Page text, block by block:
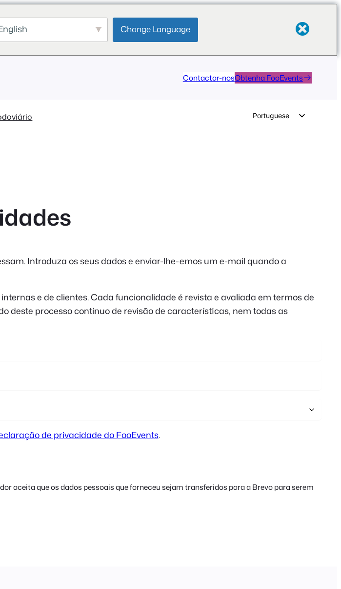
Change Language
Contactar-nosObtenha FooEvents
Portuguese
Greek
Introduza os seus dados e enviar-lhe-emos um e-mail quando a
e de clientes. Cada funcionalidade é revista e avaliada em termos de
deste processo contínuo de revisão de características, nem todas as
de privacidade do FooEvents.
aceita que os dados pessoais que forneceu sejam transferidos para a Brevo para serem